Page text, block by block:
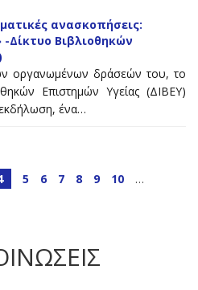
ανασκοπήσεις:
Δίκτυο Βιβλιοθηκών
οργανωμένων δράσεών του, το
Επιστημών Υγείας (ΔΙΒΕΥ)
ένα…
5 6 7 8 9 10
…